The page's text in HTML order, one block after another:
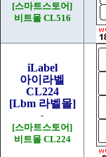
[스마트스토어]
비트몰 CL516
iLabel
아이라벨
CL224
[Lbm 라벨몰]
-
[스마트스토어]
비트몰 CL224